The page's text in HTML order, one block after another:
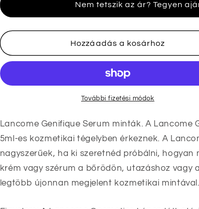
mennyiségének
csökkentése
minták
mennyiségének
növelése
Nem tetszik az ár? Tegyen
Hozzáadás a kosárhoz
További fizetési módok
Lancome Genifique Serum minták. A Lancome
5ml-es kozmetikai tégelyben érkeznek. A
nagyszerűek, ha ki szeretnéd próbálni, hogyan
krém vagy szérum a bőrödön, utazáshoz vagy
legtöbb újonnan megjelent kozmetikai mintával.